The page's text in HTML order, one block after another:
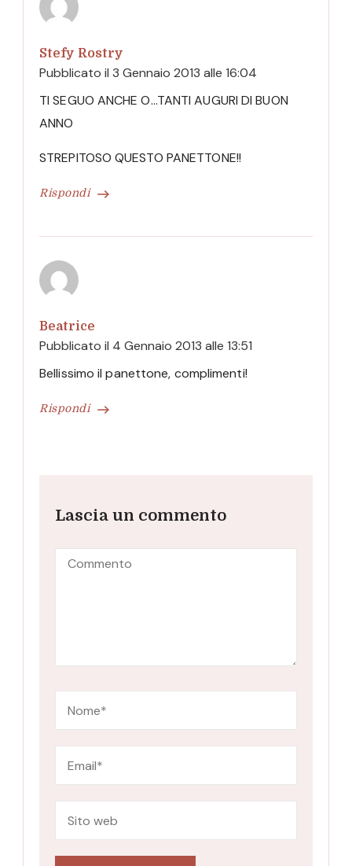
Stefy Rostry
Pubblicato il 3 Gennaio 2013 alle 16:04
Rispondi
TI SEGUO ANCHE O…TANTI AUGURI DI BUON
ANNO
STREPITOSO QUESTO PANETTONE!!
Beatrice
Pubblicato il 4 Gennaio 2013 alle 13:51
Rispondi
Bellissimo il panettone, complimenti!
Lascia un commento